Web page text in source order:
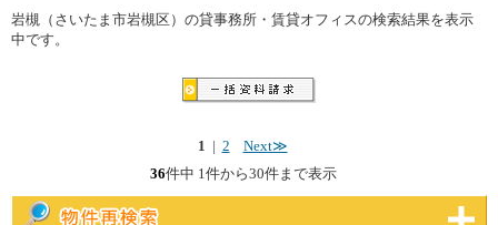
岩槻（さいたま市岩槻区）の貸事務所・賃貸オフィスの検索結果を表示
中です。
1 2
Next≫
36件中 1件から30件まで表示